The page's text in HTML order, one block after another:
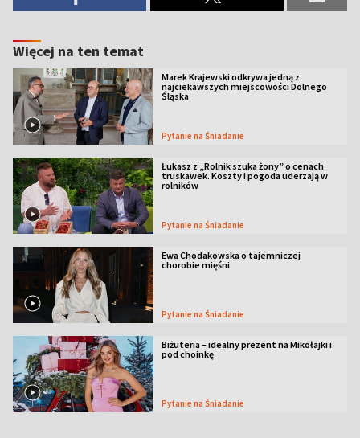
Więcej na ten temat
Marek Krajewski odkrywa jedną z
najciekawszych miejscowości Dolnego
Śląska
Pytanie na Śniadanie
Łukasz z „Rolnik szuka żony” o cenach
truskawek. Koszty i pogoda uderzają w
rolników
Pytanie na Śniadanie
Ewa Chodakowska o tajemniczej
chorobie mięśni
Pytanie na Śniadanie
Biżuteria – idealny prezent na Mikołajki i
pod choinkę
Pytanie na Śniadanie